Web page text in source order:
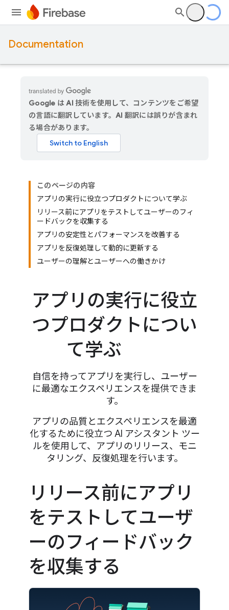
Documentation
Google は AI 技術を使用して、コンテンツをご希望
の言語に翻訳しています。AI 翻訳には誤りが含まれ
る場合があります。
このページの内容
アプリの実行に役立つプロダクトについて学ぶ
リリース前にアプリをテストしてユーザーのフィ
ードバックを収集する
アプリの安定性とパフォーマンスを改善する
アプリを反復処理して動的に更新する
ユーザーの理解とユーザーへの働きかけ
アプリの実行に役立
つプロダクトについ
て学ぶ
自信を持ってアプリを実行し、ユーザー
に最適なエクスペリエンスを提供できま
す。
アプリの品質とエクスペリエンスを最適
化するために役立つ AI アシスタント ツー
ルを使用して、アプリのリリース、モニ
タリング、反復処理を行います。
リリース前にアプリ
をテストしてユーザ
ーのフィードバック
を収集する